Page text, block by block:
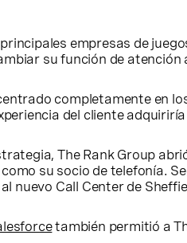
empresas de
su función de
completamente en
del cliente
The Rank Group
su socio de telefonía.
nuevo Call Center de
también permitió a